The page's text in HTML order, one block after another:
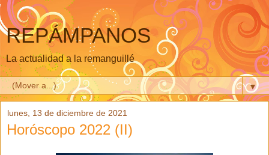
REPÁMPANOS
La actualidad a la remanguillé
▼
lunes, 13 de diciembre de 2021
Horóscopo 2022 (II)